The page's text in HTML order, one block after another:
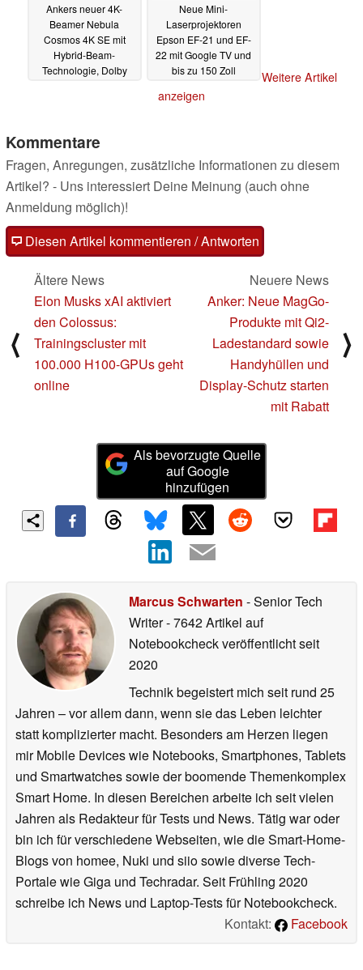
Ankers neuer 4K-
Beamer Nebula
Cosmos 4K SE mit
Hybrid-Beam-
Technologie, Dolby
Neue Mini-
Laserprojektoren
Epson EF-21 und EF-
22 mit Google TV und
bis zu 150 Zoll
Weitere Artikel
anzeigen
Kommentare
Fragen, Anregungen, zusätzliche Informationen zu diesem
Artikel? - Uns interessiert Deine Meinung (auch ohne
Anmeldung möglich)!
Diesen Artikel kommentieren / Antworten
⟨
Ältere News
Elon Musks xAI aktiviert
den Colossus:
Trainingscluster mit
100.000 H100-GPUs geht
online
Neuere News
Anker: Neue MagGo-
Produkte mit Qi2-
Ladestandard sowie
Handyhüllen und
Display-Schutz starten
mit Rabatt
⟩
Als bevorzugte Quelle
auf Google
hinzufügen
Marcus Schwarten - Senior Tech
Writer- 7642 Artikel auf
Notebookcheck veröffentlichtseit
2020
Technik begeistert mich seit rund 25
Jahren – vor allem dann, wenn sie das Leben leichter
statt komplizierter macht. Besonders am Herzen liegen
mir Mobile Devices wie Notebooks, Smartphones, Tablets
und Smartwatches sowie der boomende Themenkomplex
Smart Home. In diesen Bereichen arbeite ich seit vielen
Jahren als Redakteur für Tests und News. Tätig war oder
bin ich für verschiedene Webseiten, wie die Smart-Home-
Blogs von homee, Nuki und siio sowie diverse Tech-
Portale wie Giga und Techradar. Seit Frühling 2020
schreibe ich News und Laptop-Tests für Notebookcheck.
Kontakt:
Facebook